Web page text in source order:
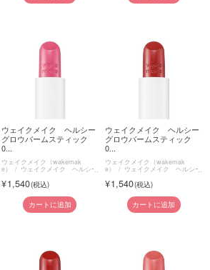
ウェイクメイク ヘルシー
グロウバームスティック
0...
ウェイクメイク（wakemak
e） ウェイクメイク ヘルシー
1,540
カートに追加
ウェイクメイク ヘルシー
グロウバームスティック
0...
ウェイクメイク（wakemak
e） ウェイクメイク ヘルシー
1,540
カートに追加